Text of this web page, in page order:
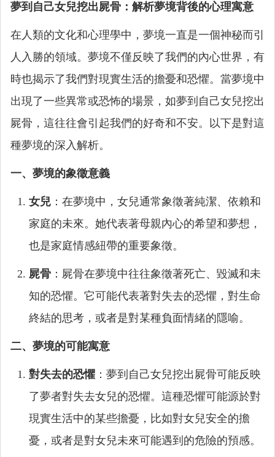
夢到自己女兒挖出屍骨：解析夢境背後的心理寓意
在人類的文化和心理學中，夢境一直是一個神秘而引
人入勝的領域。夢境不僅反映了我們的內心世界，有
時也揭示了我們對現實生活的擔憂和恐懼。當夢境中
出現了一些異常或恐怖的場景，如夢到自己女兒挖出
屍骨，這往往會引起我們的好奇和不安。以下是對這
種夢境的深入解析。
一、夢境的象徵意義
女兒 ：在夢境中，女兒通常象徵著純潔、依賴和
家庭的未來。她代表著母親內心的希望和夢想，
也是家庭情感紐帶的重要象徵。
屍骨 ：屍骨在夢境中往往象徵著死亡、毀滅和未
知的恐懼。它可能代表著對失去的恐懼，對生命
終結的思考，或者是對某種負面情緒的隱喻。
二、夢境的可能寓意
對失去的恐懼 ：夢到自己女兒挖出屍骨可能反映
了夢者對失去女兒的恐懼。這種恐懼可能源於對
現實生活中的某些擔憂，比如對女兒安全的擔
憂，或者是對女兒未來可能遇到的危險的預感。